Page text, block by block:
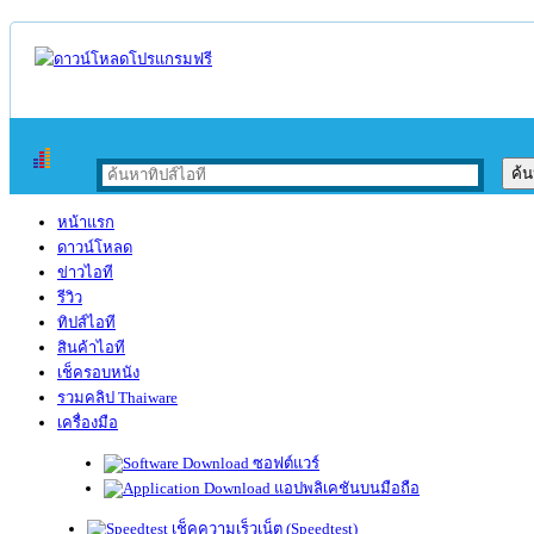
หน้าแรก
ดาวน์โหลด
ข่าวไอที
รีวิว
ทิปส์ไอที
สินค้าไอที
เช็ครอบหนัง
รวมคลิป Thaiware
เครื่องมือ
ซอฟต์แวร์
แอปพลิเคชันบนมือถือ
เช็คความเร็วเน็ต (Speedtest)